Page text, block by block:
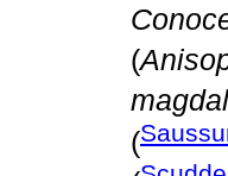
(
(